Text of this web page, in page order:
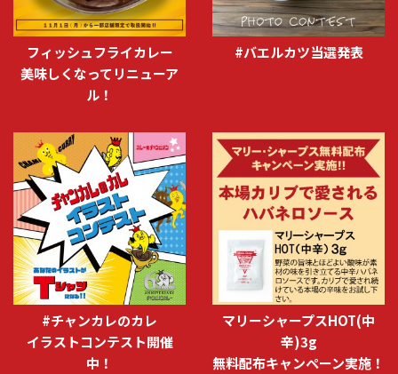
フィッシュフライカレー
美味しくなってリニューア
ル！
#バエルカツ当選発表
#チャンカレのカレ
イラストコンテスト開催
中！
マリーシャープスHOT(中
辛)3g
無料配布キャンペーン実施！